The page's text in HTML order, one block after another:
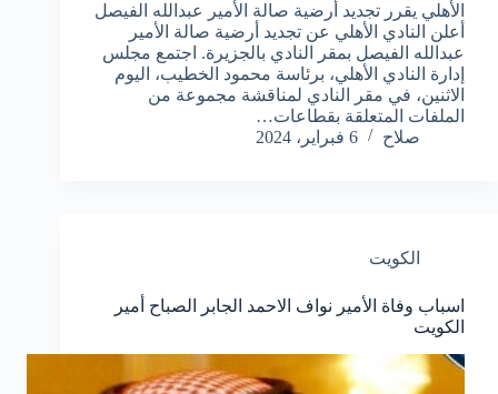
الأهلي يقرر تجديد أرضية صالة الأمير عبدالله الفيصل
أعلن النادي الأهلي عن تجديد أرضية صالة الأمير
عبدالله الفيصل بمقر النادي بالجزيرة. اجتمع مجلس
إدارة النادي الأهلي، برئاسة محمود الخطيب، اليوم
الاثنين، في مقر النادي لمناقشة مجموعة من
الملفات المتعلقة بقطاعات…
صلاح
6 فبراير، 2024
الكويت
اسباب وفاة الأمير نواف الاحمد الجابر الصباح أمير
الكويت